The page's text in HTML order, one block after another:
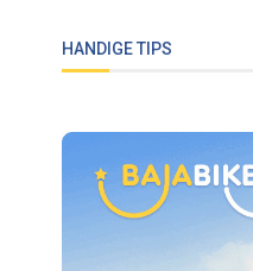
HANDIGE TIPS